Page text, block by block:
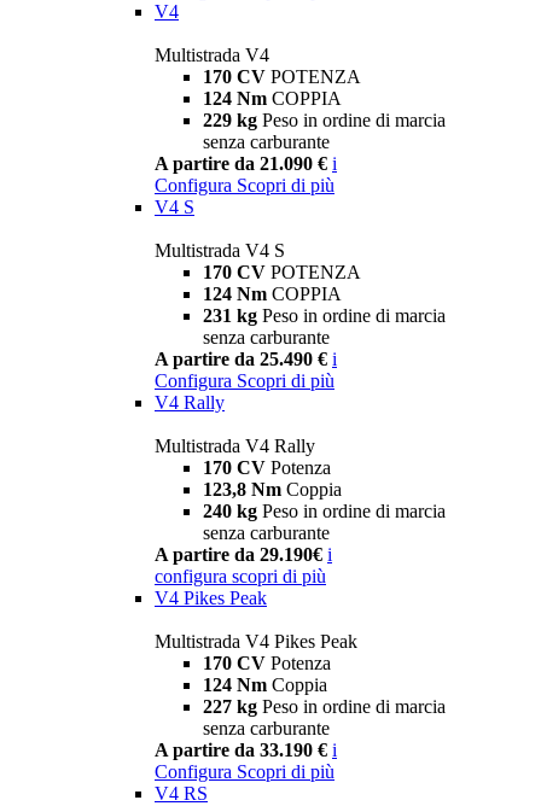
V4
Multistrada V4
170 CV POTENZA
124 Nm COPPIA
229 kg Peso in ordine di marcia
senza carburante
A partire da 21.090 € i
Configura Scopri di più
V4 S
Multistrada V4 S
170 CV POTENZA
124 Nm COPPIA
231 kg Peso in ordine di marcia
senza carburante
A partire da 25.490 € i
Configura Scopri di più
V4 Rally
Multistrada V4 Rally
170 CV Potenza
123,8 Nm Coppia
240 kg Peso in ordine di marcia
senza carburante
A partire da 29.190€ i
configura scopri di più
V4 Pikes Peak
Multistrada V4 Pikes Peak
170 CV Potenza
124 Nm Coppia
227 kg Peso in ordine di marcia
senza carburante
A partire da 33.190 € i
Configura Scopri di più
V4 RS